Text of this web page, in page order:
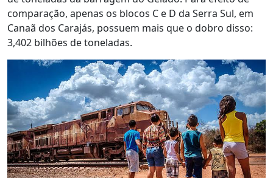
comparação, apenas os blocos C e D da Serra Sul, em
Canaã dos Carajás, possuem mais que o dobro disso:
3,402 bilhões de toneladas.